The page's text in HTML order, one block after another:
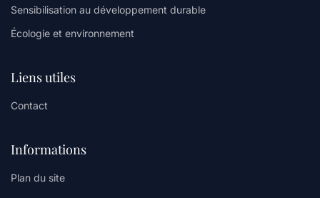
Sensibilisation au développement durable
Écologie et environnement
Liens utiles
Contact
Informations
Plan du site